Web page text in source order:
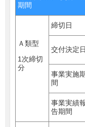
期間
Ａ類型
1次締切
分
締切日
交付決定日
事業実施
間
事業実績
告期間